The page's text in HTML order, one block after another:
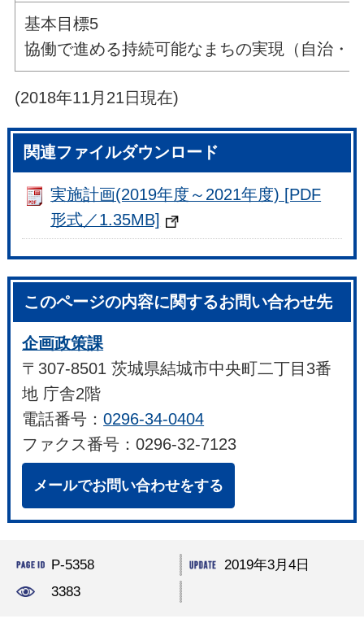
基本目標5
協働で進める持続可能なまちの実現（自治・
(2018年11月21日現在)
関連ファイルダウンロード
実施計画(2019年度～2021年度) [PDF
形式／1.35MB]
このページの内容に関するお問い合わせ先
企画政策課
〒307-8501 茨城県結城市中央町二丁目3番
地 庁舎2階
電話番号：0296-34-0404
ファクス番号：0296-32-7123
メールでお問い合わせをする
P-5358
2019年3月4日
3383